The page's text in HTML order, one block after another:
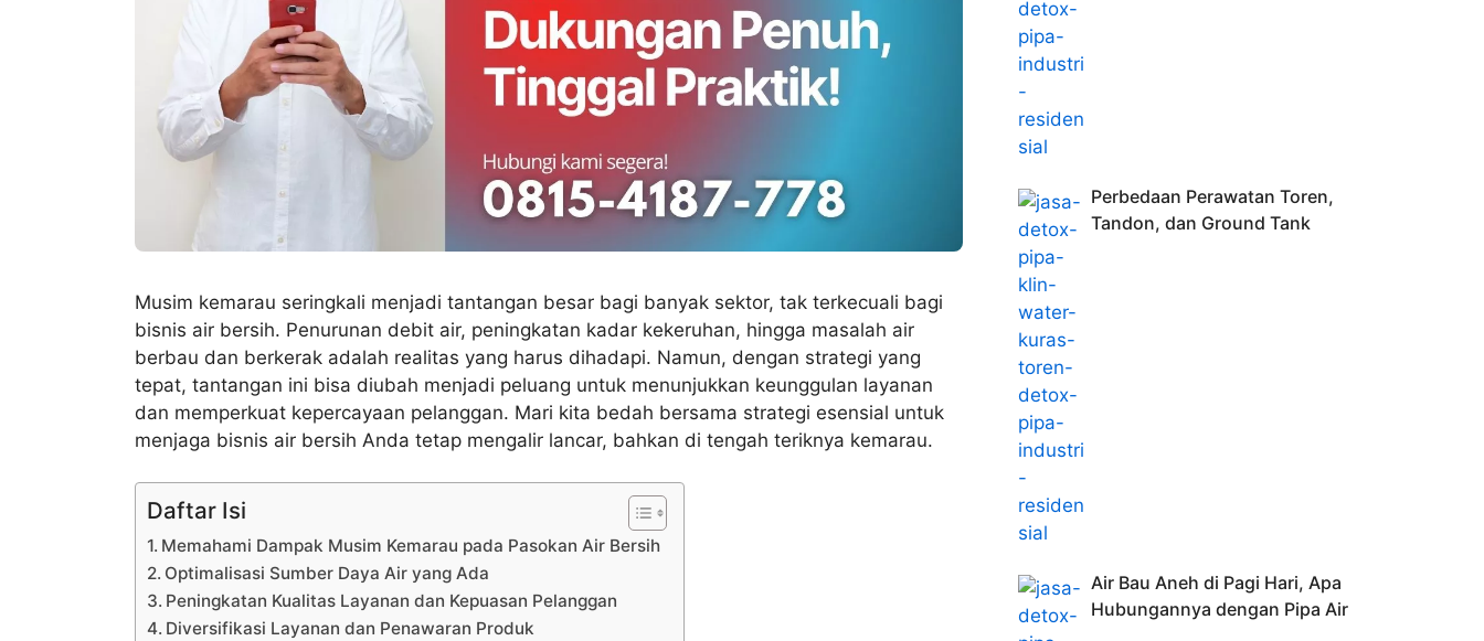
Musim kemarau seringkali menjadi tantangan besar bagi banyak sektor, tak terkecuali bagi
bisnis air bersih. Penurunan debit air, peningkatan kadar kekeruhan, hingga masalah air
berbau dan berkerak adalah realitas yang harus dihadapi. Namun, dengan strategi yang
tepat, tantangan ini bisa diubah menjadi peluang untuk menunjukkan keunggulan layanan
dan memperkuat kepercayaan pelanggan. Mari kita bedah bersama strategi esensial untuk
menjaga bisnis air bersih Anda tetap mengalir lancar, bahkan di tengah teriknya kemarau.
Daftar Isi
Memahami Dampak Musim Kemarau pada Pasokan Air Bersih
Optimalisasi Sumber Daya Air yang Ada
Peningkatan Kualitas Layanan dan Kepuasan Pelanggan
Diversifikasi Layanan dan Penawaran Produk
Perbedaan Perawatan Toren,
Tandon, dan Ground Tank
Air Bau Aneh di Pagi Hari, Apa
Hubungannya dengan Pipa Air